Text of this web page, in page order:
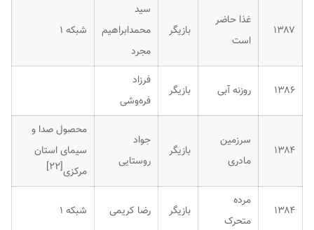
۱۳۸۷
غذا حاضر
است
بازیگر
سید
محمدابراهیم
مجرد
شبکه ۱
۱۳۸۶ روزنه آبی بازیگر
فرزاد
فره‌وشی
۱۳۸۴
سرزمین
مادری
بازیگر
جواد
روستایی
محصول صدا و
سیمای استان
مرکزی[۲۲]
۱۳۸۴
مرده
متحرک
بازیگر رضا کریمی شبکه ۱